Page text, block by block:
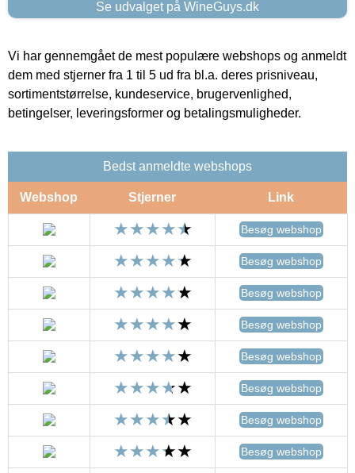
Se udvalget på WineGuys.dk
Vi har gennemgået de mest populære webshops og anmeldt
dem med stjerner fra 1 til 5 ud fra bl.a. deres prisniveau,
sortimentstørrelse, kundeservice, brugervenlighed,
betingelser, leveringsformer og betalingsmuligheder.
Bedst anmeldte webshops
Webshop Stjerner Link
Besøg webshop
Besøg webshop
Besøg webshop
Besøg webshop
Besøg webshop
Besøg webshop
Besøg webshop
Besøg webshop